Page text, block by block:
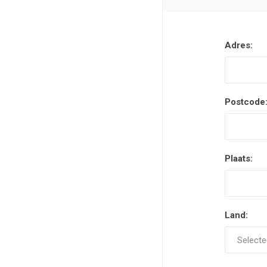
Adres:
Postcode:
Plaats:
Land: